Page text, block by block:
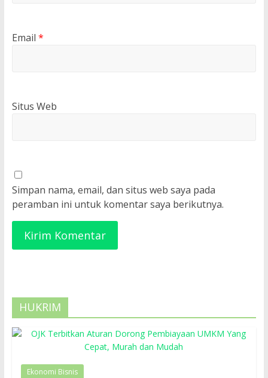
Email *
Situs Web
Simpan nama, email, dan situs web saya pada
peramban ini untuk komentar saya berikutnya.
HUKRIM
Ekonomi Bisnis